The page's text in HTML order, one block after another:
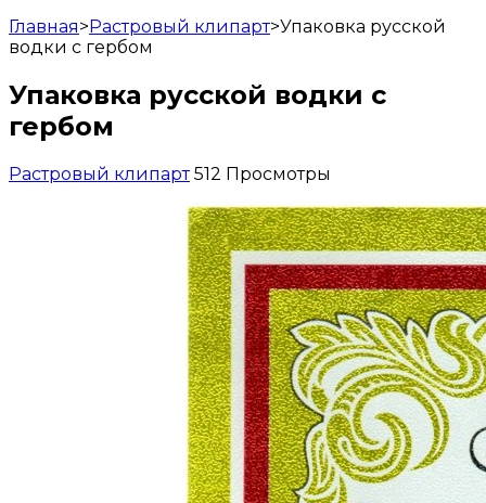
Главная>Растровый клипарт>Упаковка русской
водки с гербом
Упаковка русской водки с
гербом
Растровый клипарт 512 Просмотры